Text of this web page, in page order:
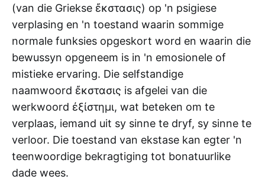
(van die Griekse ἔκστασις) op 'n psigiese
verplasing en 'n toestand waarin sommige
normale funksies opgeskort word en waarin die
bewussyn opgeneem is in 'n emosionele of
mistieke ervaring. Die selfstandige
naamwoord ἔκστασις is afgelei van die
werkwoord ἐξίστημι, wat beteken om te
verplaas, iemand uit sy sinne te dryf, sy sinne te
verloor. Die toestand van ekstase kan egter 'n
teenwoordige bekragtiging tot bonatuurlike
dade wees.